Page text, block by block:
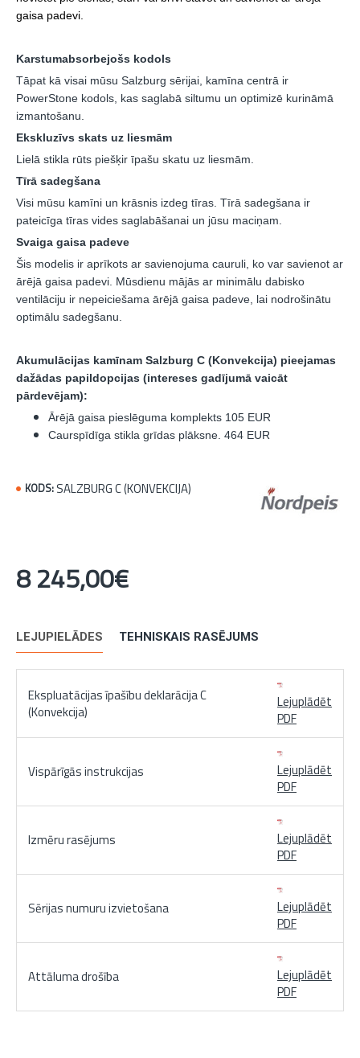
gaisa padevi.
Karstumabsorbejošs kodols
Tāpat kā visai mūsu Salzburg sērijai, kamīna centrā ir
PowerStone kodols, kas saglabā siltumu un optimizē kurināmā
izmantošanu.
Ekskluzīvs skats uz liesmām
Lielā stikla rūts piešķir īpašu skatu uz liesmām.
Tīrā sadegšana
Visi mūsu kamīni un krāsnis izdeg tīras. Tīrā sadegšana ir
pateicīga tīras vides saglabāšanai un jūsu maciņam
Svaiga gaisa padeve
Šis modelis ir aprīkots ar savienojuma cauruli, ko var savienot ar
ārējā gaisa padevi. Mūsdienu mājās ar minimālu dabisko
ventilāciju ir nepeiciešama ārējā gaisa padeve, lai nodrošinātu
optimālu sadegšanu.
Akumulācijas kamīnam Salzburg C (Konvekcija) pieejamas
dažādas papildopcijas (intereses gadījumā vaicāt
pārdevējam):
Ārējā gaisa pieslēguma komplekts 105 EUR
Caurspīdīga stikla grīdas plāksne. 464 EUR
KODS: SALZBURG C (KONVEKCIJA)
8 245,00€
LEJUPIELĀDES TEHNISKAIS RASĒJUMS
Ekspluatācijas īpašību deklarācija C
(Konvekcija)
Lejuplādēt
PDF
Vispārīgās instrukcijas
Lejuplādēt
PDF
Izmēru rasējums
Lejuplādēt
PDF
Sērijas numuru izvietošana
Lejuplādēt
PDF
Attāluma drošība
Lejuplādēt
PDF